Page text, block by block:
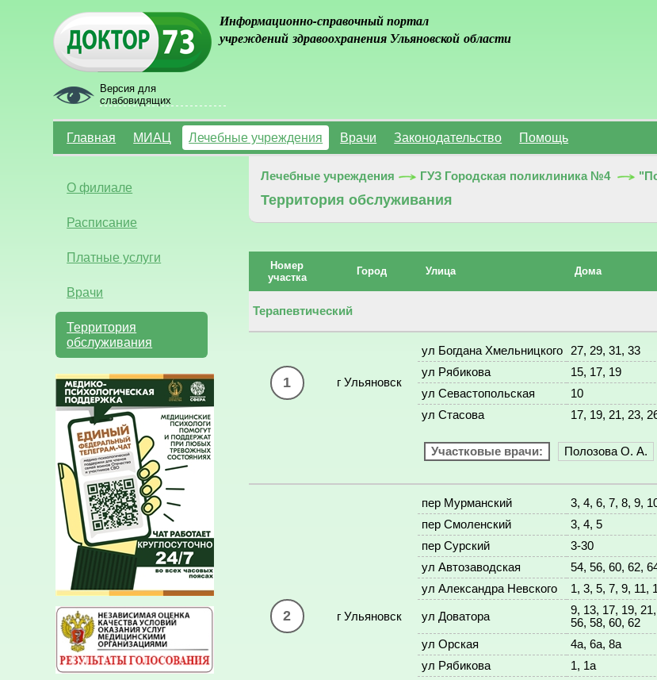
Версия для
слабовидящих
Информационно-справочный портал
учреждений здравоохранения Ульяновской области
Главная МИАЦ Лечебные учреждения Врачи Законодательство Помощь
О филиале
Расписание
Платные услуги
Врачи
Территория
обслуживания
Лечебные учреждения ГУЗ Городская поликлиника №4
Территория обслуживания
Номер
участка
Город Улица Дома
Терапевтический
1 г Ульяновск
ул Богдана Хмельницкого
27, 29, 31, 33
ул Рябикова
15, 17, 19
ул Севастопольская
10
ул Стасова
17, 19, 21, 23,
Участковые врачи: Полозова О. А.
2 г Ульяновск
пер Мурманский
3, 4, 6, 7, 8, 9,
пер Смоленский
3, 4, 5
пер Сурский
3-30
ул Автозаводская
54, 56, 60, 62,
ул Александра Невского
1, 3, 5, 7, 9, 11,
ул Доватора
9, 13, 17, 19,
56, 58, 60, 62
ул Орская
4а, 6а, 8а
ул Рябикова
1, 1а